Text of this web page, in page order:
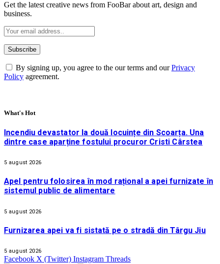
Get the latest creative news from FooBar about art, design and
business.
By signing up, you agree to the our terms and ourPrivacy
Policy agreement.
What's Hot
Incendiu devastator la două locuințe din Scoarța. Una
dintre case aparține fostului procuror Cristi Cârstea
5 august 2026
Apel pentru folosirea în mod rațional a apei furnizate în
sistemul public de alimentare
5 august 2026
Furnizarea apei va fi sistată pe o stradă din Târgu Jiu
5 august 2026
Facebook X (Twitter) Instagram Threads